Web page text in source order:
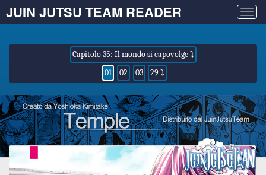
JUIN JUTSU TEAM READER
Capitolo 35: Il mondo si capovolge ⤵
01
02 03 29 ⤵